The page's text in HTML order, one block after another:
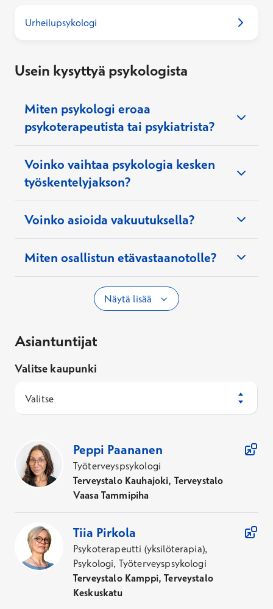
Urheilupsykologi
Usein kysyttyä psykologista
Miten psykologi eroaa
psykoterapeutista tai psykiatrista?
Voinko vaihtaa psykologia kesken
työskentelyjakson?
Voinko asioida vakuutuksella?
Miten osallistun etävastaanotolle?
asiakaspalveluun
Etävastaanoton käyttöohjeet
Näytä lisää
Asiantuntijat
Valitse kaupunki
Valitse
Peppi Paananen
Työterveyspsykologi
Terveystalo Kauhajoki, Terveystalo
Vaasa Tammipiha
Tiia Pirkola
Psykoterapeutti (yksilöterapia),
Psykologi, Työterveyspsykologi
Terveystalo Kamppi, Terveystalo
Keskuskatu